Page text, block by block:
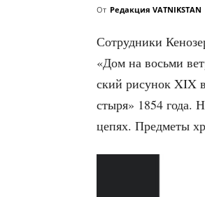
От Редакция VATNIKSTAN
Сотруд­ни­ки
«Дом на вось­ми
ский рису­нок XIX
сты­ря» 1854 года.
цепях. Пред­ме­ты